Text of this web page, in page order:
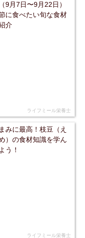
9月7日〜9月22日）
に食べたい旬な食材
介
ライフミール栄養士
みに最高！枝豆（え
）の食材知識を学ん
う！
ライフミール栄養士